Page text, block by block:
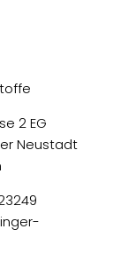
2 EG
Neustadt